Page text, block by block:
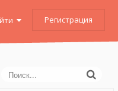
Регистрация